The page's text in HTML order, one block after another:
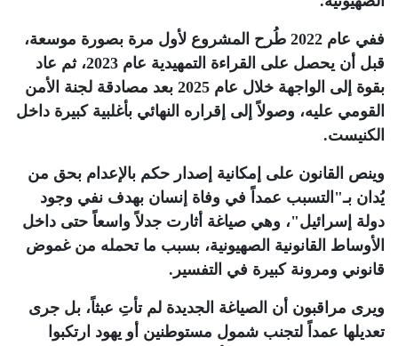
ففي عام 2022 طُرح المشروع لأول مرة بصورة موسعة،
قبل أن يحصل على القراءة التمهيدية عام 2023، ثم عاد
بقوة إلى الواجهة خلال عام 2025 بعد مصادقة لجنة الأمن
القومي عليه، وصولاً إلى إقراره النهائي بأغلبية كبيرة داخل
الكنيست.
وينص القانون على إمكانية إصدار حكم بالإعدام بحق من
يُدان بـ"التسبب عمداً في وفاة إنسان بهدف نفي وجود
دولة إسرائيل"، وهي صياغة أثارت جدلاً واسعاً حتى داخل
الأوساط القانونية الصهيونية، بسبب ما تحمله من غموض
قانوني ومرونة كبيرة في التفسير .
ويرى مراقبون أن الصياغة الجديدة لم تأتِ عبثاً، بل جرى
تعديلها عمداً لتجنب شمول مستوطنين أو يهود ارتكبوا